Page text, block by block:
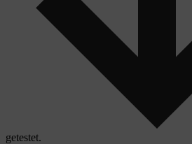
getestet.